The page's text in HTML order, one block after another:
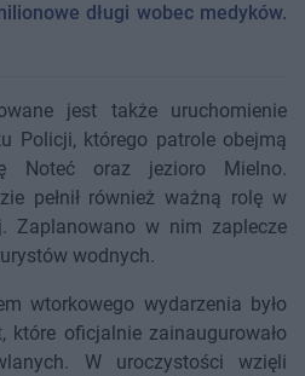
długi wobec medyków.
jest także uruchomienie
Policji, którego patrole obejmą
Noteć oraz jezioro Mielno.
pełnił również ważną rolę w
Zaplanowano w nim zaplecze
wodnych.
wtorkowego wydarzenia było
które oficjalnie zainaugurowało
W uroczystości wzięli